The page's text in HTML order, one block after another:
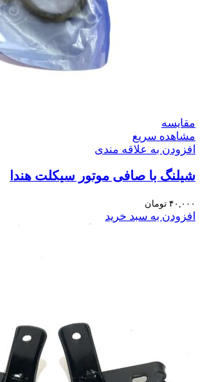
مقایسه
مشاهده سریع
افزودن به علاقه مندی
شیلنگ با صافی موتور سیکلت هندا
۴۰,۰۰۰ تومان
افزودن به سبد خرید